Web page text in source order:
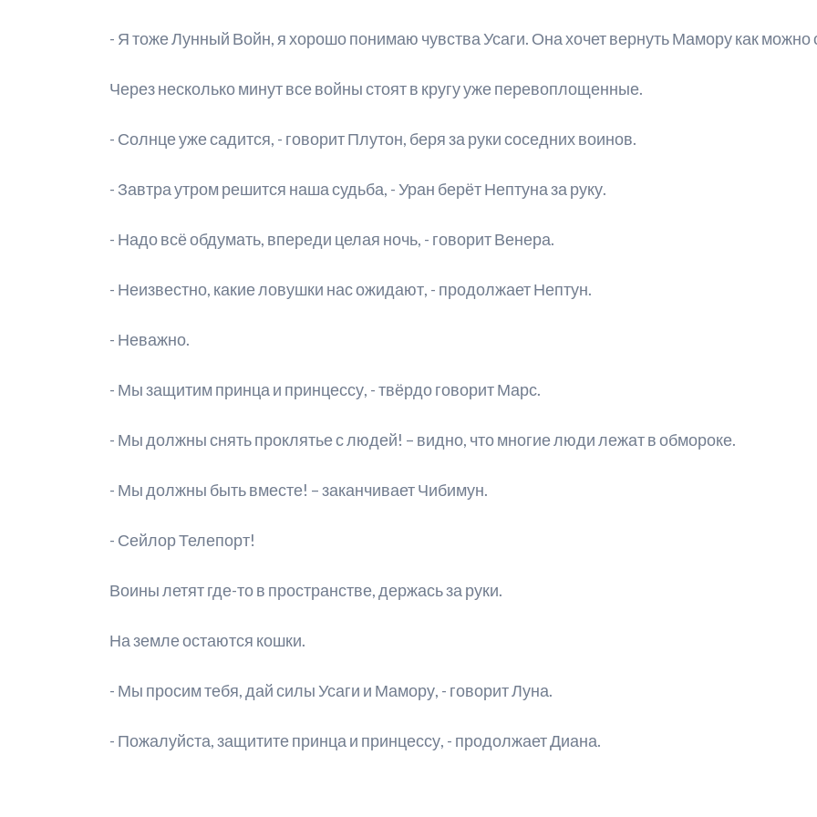
- Я тоже Лунный Войн, я хорошо понимаю чувства Усаги. Она хочет вернуть Мамору как можно
Через несколько минут все войны стоят в кругу уже перевоплощенные.
- Солнце уже садится, - говорит Плутон, беря за руки соседних воинов.
- Завтра утром решится наша судьба, - Уран берёт Нептуна за руку.
- Надо всё обдумать, впереди целая ночь, - говорит Венера.
- Неизвестно, какие ловушки нас ожидают, - продолжает Нептун.
- Неважно.
- Мы защитим принца и принцессу, - твёрдо говорит Марс.
- Мы должны снять проклятье с людей! – видно, что многие люди лежат в обмороке.
- Мы должны быть вместе! – заканчивает Чибимун.
- Сейлор Телепорт!
Воины летят где-то в пространстве, держась за руки.
На земле остаются кошки.
- Мы просим тебя, дай силы Усаги и Мамору, - говорит Луна.
- Пожалуйста, защитите принца и принцессу, - продолжает Диана.